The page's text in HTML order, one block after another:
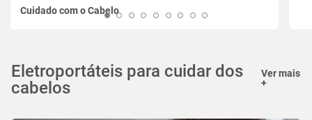
Cuidado com o Cabelo
Eletroportáteis para cuidar dos
cabelos
Ver mais
+